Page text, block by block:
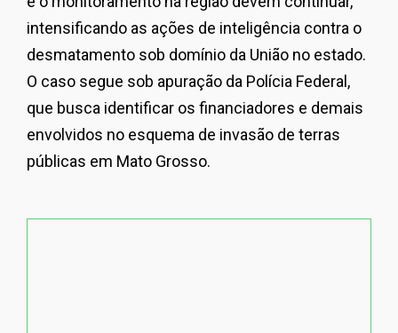
intensificando as ações de inteligência contra o
desmatamento sob domínio da União no estado.
O caso segue sob apuração da Polícia Federal,
que busca identificar os financiadores e demais
envolvidos no esquema de invasão de terras
públicas em Mato Grosso.